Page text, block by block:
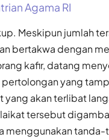
Agama RI
Meskipun jumlah
bertakwa dengan
kafir, datang
yang
yang akan terlibat
tersebut
menggunakan tanda-